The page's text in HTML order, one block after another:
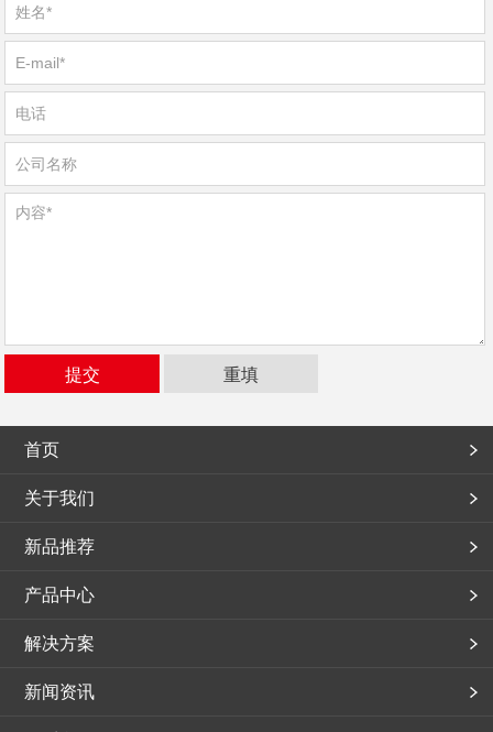
首页
关于我们
新品推荐
产品中心
解决方案
新闻资讯